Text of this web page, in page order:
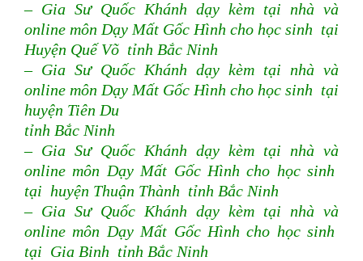
– Gia Sư Quốc Khánh dạy kèm tại nhà và
online môn Dạy Mất Gốc Hình cho học sinh tại
Huyện Quế Võ tỉnh Bắc Ninh
– Gia Sư Quốc Khánh dạy kèm tại nhà và
online môn Dạy Mất Gốc Hình cho học sinh tại
huyện Tiên Du
tỉnh Bắc Ninh
– Gia Sư Quốc Khánh dạy kèm tại nhà và
online môn Dạy Mất Gốc Hình cho học sinh
tại huyện Thuận Thành tỉnh Bắc Ninh
– Gia Sư Quốc Khánh dạy kèm tại nhà và
online môn Dạy Mất Gốc Hình cho học sinh
tại Gia Binh tỉnh Bắc Ninh